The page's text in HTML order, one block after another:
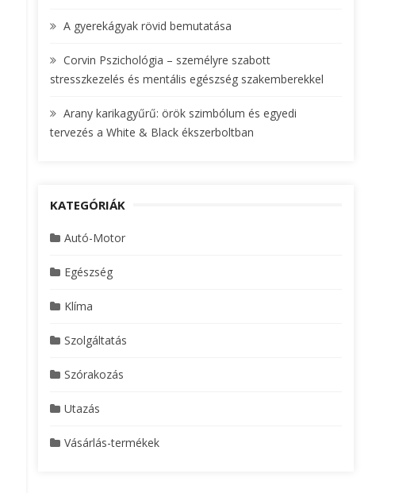
A gyerekágyak rövid bemutatása
Corvin Pszichológia – személyre szabott
stresszkezelés és mentális egészség szakemberekkel
Arany karikagyűrű: örök szimbólum és egyedi
tervezés a White & Black ékszerboltban
KATEGÓRIÁK
Autó-Motor
Egészség
Klíma
Szolgáltatás
Szórakozás
Utazás
Vásárlás-termékek